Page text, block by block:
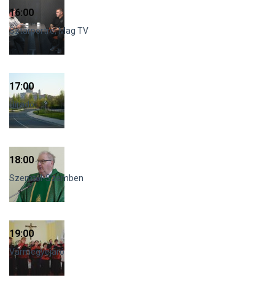
16:00
Sztárportré, Mag TV
17:00
Híradó
18:00
Szemtől-Szemben
19:00
Vármegyejáró